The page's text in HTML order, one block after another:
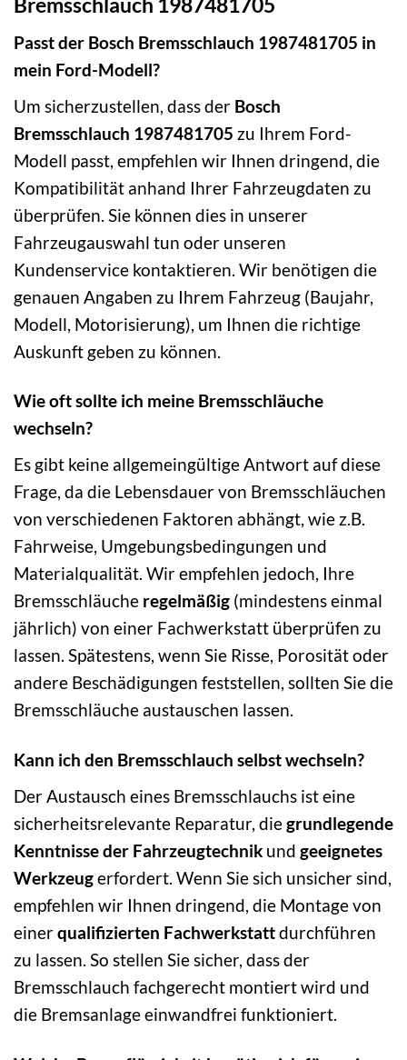
Passt der Bosch Bremsschlauch 1987481705 in
mein Ford-Modell?
Um sicherzustellen, dass der Bosch
Bremsschlauch 1987481705 zu Ihrem Ford-
Modell passt, empfehlen wir Ihnen dringend, die
Kompatibilität anhand Ihrer Fahrzeugdaten zu
überprüfen. Sie können dies in unserer
Fahrzeugauswahl tun oder unseren
Kundenservice kontaktieren. Wir benötigen die
genauen Angaben zu Ihrem Fahrzeug (Baujahr,
Modell, Motorisierung), um Ihnen die richtige
Auskunft geben zu können.
Wie oft sollte ich meine Bremsschläuche
wechseln?
Es gibt keine allgemeingültige Antwort auf diese
Frage, da die Lebensdauer von Bremsschläuchen
von verschiedenen Faktoren abhängt, wie z.B.
Fahrweise, Umgebungsbedingungen und
Materialqualität. Wir empfehlen jedoch, Ihre
Bremsschläuche regelmäßig (mindestens einmal
jährlich) von einer Fachwerkstatt überprüfen zu
lassen. Spätestens, wenn Sie Risse, Porosität oder
andere Beschädigungen feststellen, sollten Sie die
Bremsschläuche austauschen lassen.
Kann ich den Bremsschlauch selbst wechseln?
Der Austausch eines Bremsschlauchs ist eine
sicherheitsrelevante Reparatur, diegrundlegende
Kenntnisse der Fahrzeugtechnik und geeignetes
Werkzeugerfordert. Wenn Sie sich unsicher sind,
empfehlen wir Ihnen dringend, die Montage von
einerqualifizierten Fachwerkstattdurchführen
zu lassen. So stellen Sie sicher, dass der
Bremsschlauch fachgerecht montiert wird und
die Bremsanlage einwandfrei funktioniert.